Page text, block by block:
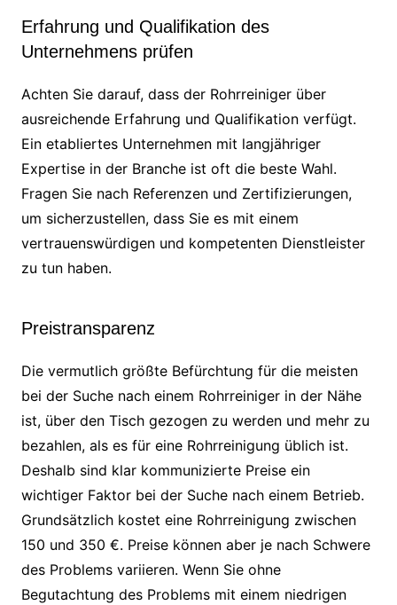
Erfahrung und Qualifikation des
Unternehmens prüfen
Achten Sie darauf, dass der Rohrreiniger über
ausreichende Erfahrung und Qualifikation verfügt.
Ein etabliertes Unternehmen mit langjähriger
Expertise in der Branche ist oft die beste Wahl.
Fragen Sie nach Referenzen und Zertifizierungen,
um sicherzustellen, dass Sie es mit einem
vertrauenswürdigen und kompetenten Dienstleister
zu tun haben.
Preistransparenz
Die vermutlich größte Befürchtung für die meisten
bei der Suche nach einem Rohrreiniger in der Nähe
ist, über den Tisch gezogen zu werden und mehr zu
bezahlen, als es für eine Rohrreinigung üblich ist.
Deshalb sind klar kommunizierte Preise ein
wichtiger Faktor bei der Suche nach einem Betrieb.
Grundsätzlich kostet eine Rohrreinigung zwischen
150 und 350 €. Preise können aber je nach Schwere
des Problems variieren. Wenn Sie ohne
Begutachtung des Problems mit einem niedrigen